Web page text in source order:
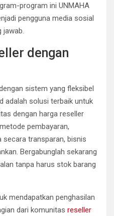
program ini UNMAHA
pengguna media sosial
jawab.
dengan
sistem yang fleksibel
adalah solusi terbaik untuk
dengan harga reseller
pembayaran,
secara transparan, bisnis
Bergabunglah sekarang
tanpa harus stok barang
mendapatkan penghasilan
dari komunitas reseller